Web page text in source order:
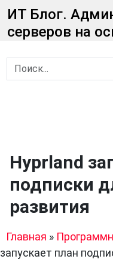
ИТ Блог.
серверов на
Hyprland
подписки
развития
Главная »
запускает план